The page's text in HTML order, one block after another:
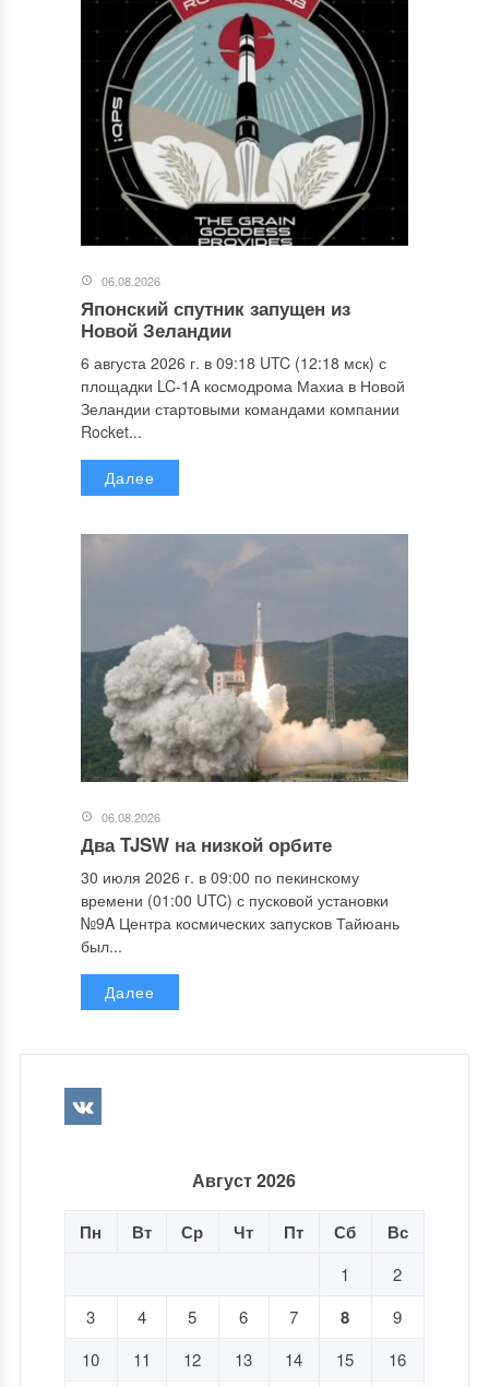
06.08.2026
Японский спутник запущен из
Новой Зеландии
6 августа 2026 г. в 09:18 UTC (12:18 мск) с
площадки LC-1A космодрома Махиа в Новой
Зеландии стартовыми командами компании
Rocket...
Далее
06.08.2026
Два TJSW на низкой орбите
30 июля 2026 г. в 09:00 по пекинскому
времени (01:00 UTC) с пусковой установки
№9A Центра космических запусков Тайюань
был...
Далее
Август 2026
Пн Вт Ср Чт Пт Сб Вс
1
2
3
4 5 6 7 8
9
10
11 12 13 14 15
16